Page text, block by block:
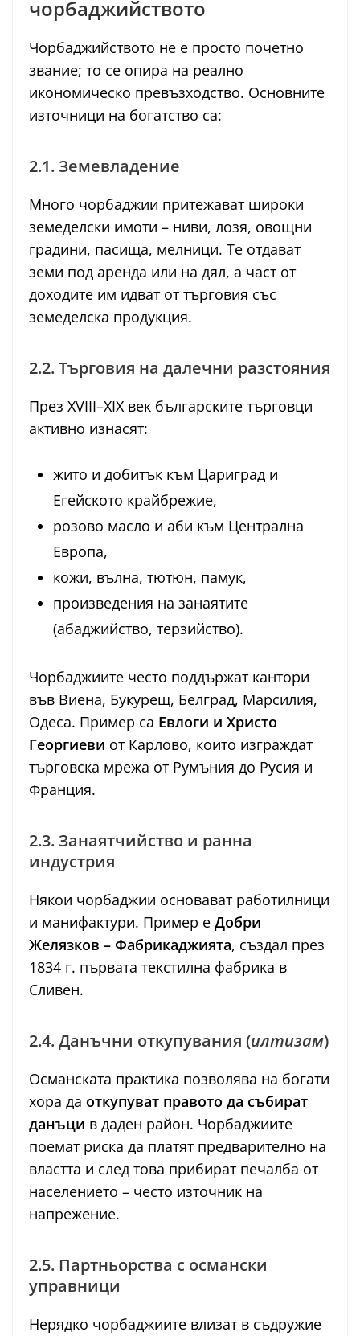
чорбаджийството
Чорбаджийството не е просто почетно
звание; то се опира на реално
икономическо превъзходство. Основните
източници на богатство са:
2.1. Земевладение
Много чорбаджии притежават широки
земеделски имоти – ниви, лозя, овощни
градини, пасища, мелници. Те отдават
земи под аренда или на дял, а част от
доходите им идват от търговия със
земеделска продукция.
2.2. Търговия на далечни разстояния
През XVIII–XIX век българските търговци
активно изнасят:
жито и добитък към Цариград и
Егейското крайбрежие,
розово масло и аби към Централна
Европа,
кожи, вълна, тютюн, памук,
произведения на занаятите
(абаджийство, терзийство).
Чорбаджиите често поддържат кантори
във Виена, Букурещ, Белград, Марсилия,
Одеса. Пример са Евлоги и Христо
Георгиеви от Карлово, които изграждат
търговска мрежа от Румъния до Русия и
Франция.
2.3. Занаятчийство и ранна
индустрия
Някои чорбаджии основават работилници
и манифактури. Пример е Добри
Желязков – Фабрикаджията, създал през
1834 г. първата текстилна фабрика в
Сливен.
2.4. Данъчни откупувания (илтизам)
Османската практика позволява на богати
хора да откупуват правото да събират
данъци в даден район. Чорбаджиите
поемат риска да платят предварително на
властта и след това прибират печалба от
населението – често източник на
напрежение.
2.5. Партньорства с османски
управници
Нерядко чорбаджиите влизат в съдружие